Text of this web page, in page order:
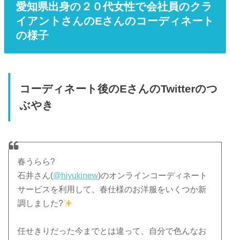
愛知県出身の２０代女性で会社員のクラ
イアントさんのEさんのコーディネート
の様子
コーディネート後のEさんのTwitterのつ
ぶやき
春うらら?
石井さん(@hiyukinew)のオンラインコーディネート
サービスを利用して、春仕様のお洋服をいくつか新
調しました?
任せきりだった今までとは違って、自分で色んなお